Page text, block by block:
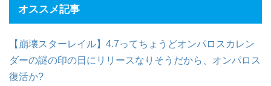
オススメ記事
【崩壊スターレイル】4.7ってちょうどオンパロスカレン
ダーの謎の印の日にリリースなりそうだから、オンパロス
復活か?